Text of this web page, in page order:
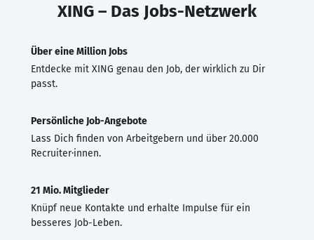
XING – Das Jobs-Netzwerk
Über eine Million Jobs
Entdecke mit XING genau den Job, der wirklich zu Dir
passt.
Persönliche Job-Angebote
Lass Dich finden von Arbeitgebern und über 20.000
Recruiter·innen.
21 Mio. Mitglieder
Knüpf neue Kontakte und erhalte Impulse für ein
besseres Job-Leben.